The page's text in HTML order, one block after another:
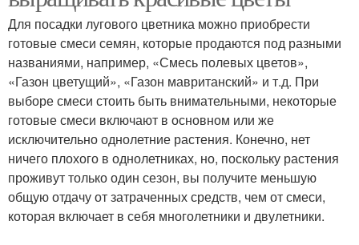
Для посадки лугового цветника можно приобрести
готовые смеси семян, которые продаются под разными
названиями, например, «Смесь полевых цветов»,
«Газон цветущий», «Газон мавританский» и т.д. При
выборе смеси стоить быть внимательными, некоторые
готовые смеси включают в основном или же
исключительно однолетние растения. Конечно, нет
ничего плохого в однолетниках, но, поскольку растения
проживут только один сезон, вы получите меньшую
общую отдачу от затраченных средств, чем от смеси,
которая включает в себя многолетники и двулетники.